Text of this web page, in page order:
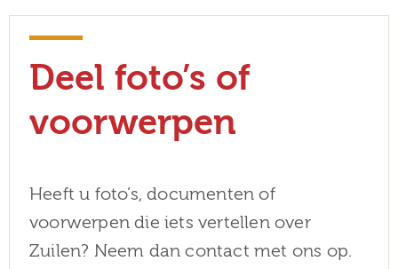
Deel foto’s of
voorwerpen
Heeft u foto’s, documenten of
voorwerpen die iets vertellen over
Zuilen? Neem dan contact met ons op.